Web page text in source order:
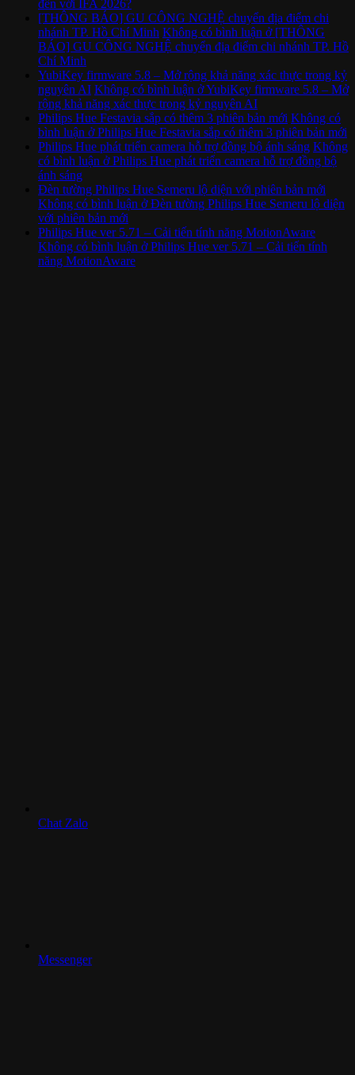
đến với IFA 2026?
[THÔNG BÁO] GU CÔNG NGHỆ chuyển địa điểm chi
nhánh TP. Hồ Chí Minh Không có bình luận ở [THÔNG
BÁO] GU CÔNG NGHỆ chuyển địa điểm chi nhánh TP. Hồ
Chí Minh
YubiKey firmware 5.8 – Mở rộng khả năng xác thực trong kỷ
nguyên AI Không có bình luận ở YubiKey firmware 5.8 – Mở
rộng khả năng xác thực trong kỷ nguyên AI
Philips Hue Festavia sắp có thêm 3 phiên bản mới Không có
bình luận ở Philips Hue Festavia sắp có thêm 3 phiên bản mới
Philips Hue phát triển camera hỗ trợ đồng bộ ánh sáng Không
có bình luận ở Philips Hue phát triển camera hỗ trợ đồng bộ
ánh sáng
Đèn tường Philips Hue Semeru lộ diện với phiên bản mới
Không có bình luận ở Đèn tường Philips Hue Semeru lộ diện
với phiên bản mới
Philips Hue ver 5.71 – Cải tiến tính năng MotionAware
Không có bình luận ở Philips Hue ver 5.71 – Cải tiến tính
năng MotionAware
Chat Zalo
Messenger